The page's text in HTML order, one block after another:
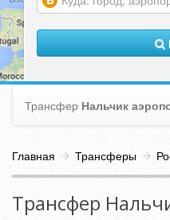
Главная Трансферы
Трансфер
Трансфер Нальчик